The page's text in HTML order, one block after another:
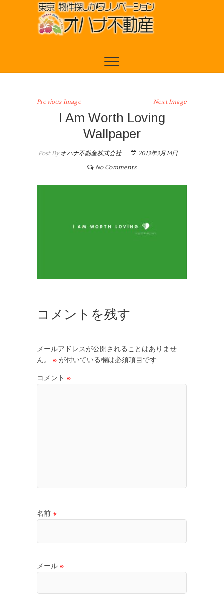
Previous Image Next Image
I Am Worth Loving
Wallpaper
Post Byオハナ不動産株式会社
2013年3月14日
No Comments
コメントを残す
メールアドレスが公開されることはありませ
ん。
※ が付いている欄は必須項目です
コメント ※
名前 ※
メール ※